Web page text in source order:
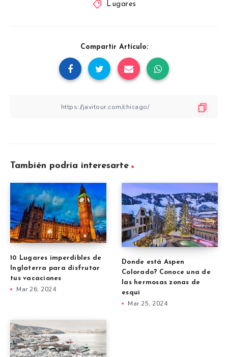
Lugares
Compartir Artículo:
También podría interesarte
10 Lugares imperdibles de
Inglaterra para disfrutar
tus vacaciones
Mar 26, 2024
Donde está Aspen
Colorado? Conoce una de
las hermosas zonas de
esquí
Mar 25, 2024